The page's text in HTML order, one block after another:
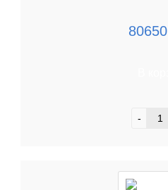
80650
-